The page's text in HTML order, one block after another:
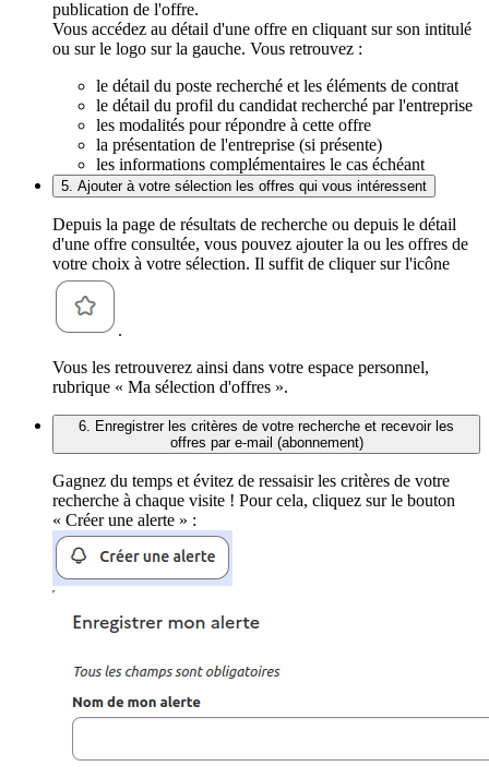
publication de l'offre.
Vous accédez au détail d'une offre en cliquant sur son intitulé
ou sur le logo sur la gauche. Vous retrouvez :
le détail du poste recherché et les éléments de contrat
le détail du profil du candidat recherché par l'entreprise
les modalités pour répondre à cette offre
la présentation de l'entreprise (si présente)
les informations complémentaires le cas échéant
5. Ajouter à votre sélection les offres qui vous intéressent
Depuis la page de résultats de recherche ou depuis le détail
d'une offre consultée, vous pouvez ajouter la ou les offres de
votre choix à votre sélection. Il suffit de cliquer sur l'icône
.
Vous les retrouverez ainsi dans votre espace personnel,
rubrique « Ma sélection d'offres ».
6. Enregistrer les critères de votre recherche et recevoir les
offres par e-mail (abonnement)
Gagnez du temps et évitez de ressaisir les critères de votre
recherche à chaque visite ! Pour cela, cliquez sur le bouton
« Créer une alerte » :